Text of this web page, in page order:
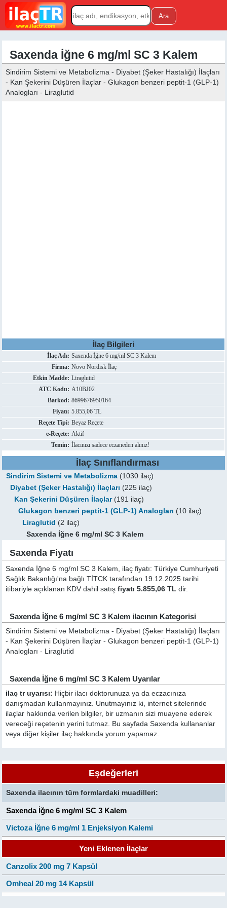
Saxenda İğne 6 mg/ml SC 3 Kalem
Sindirim Sistemi ve Metabolizma - Diyabet (Şeker Hastalığı) İlaçları
- Kan Şekerini Düşüren İlaçlar - Glukagon benzeri peptit-1 (GLP-1)
Analogları - Liraglutid
İlaç Bilgileri
İlaç Adı: Saxenda İğne 6 mg/ml SC 3 Kalem
Firma: Novo Nordisk İlaç
Etkin Madde: Liraglutid
ATC Kodu: A10BJ02
Barkod: 8699676950164
Fiyatı: 5.855,06 TL
Reçete Tipi: Beyaz Reçete
e-Reçete: Aktif
Temin: İlacınızı sadece eczaneden alınız!
İlaç Sınıflandırması
Sindirim Sistemi ve Metabolizma (1030 ilaç)
Diyabet (Şeker Hastalığı) İlaçları (225 ilaç)
Kan Şekerini Düşüren İlaçlar(191 ilaç)
Glukagon benzeri peptit-1 (GLP-1) Analogları (10 ilaç)
Liraglutid (2 ilaç)
Saxenda İğne 6 mg/ml SC 3 Kalem
Saxenda Fiyatı
Saxenda İğne 6 mg/ml SC 3 Kalem, ilaç fiyatı: Türkiye Cumhuriyeti
Sağlık Bakanlığı'na bağlı TİTCK tarafından 19.12.2025 tarihi
itibariyle açıklanan KDV dahil satışfiyatı 5.855,06 TL dir.
Saxenda İğne 6 mg/ml SC 3 Kalem ilacının Kategorisi
Sindirim Sistemi ve Metabolizma - Diyabet (Şeker Hastalığı) İlaçları
- Kan Şekerini Düşüren İlaçlar - Glukagon benzeri peptit-1 (GLP-1)
Analogları - Liraglutid
Saxenda İğne 6 mg/ml SC 3 Kalem Uyarılar
ilaç tr uyarısı: Hiçbir ilacı doktorunuza ya da eczacınıza
danışmadan kullanmayınız. Unutmayınız ki, internet sitelerinde
ilaçlar hakkında verilen bilgiler, bir uzmanın sizi muayene ederek
vereceği reçetenin yerini tutmaz. Bu sayfada Saxenda kullananlar
veya diğer kişiler ilaç hakkında yorum yapamaz.
Eşdeğerleri
Saxenda ilacının tüm formlardaki muadilleri:
Saxenda İğne 6 mg/ml SC 3 Kalem
Victoza İğne 6 mg/ml 1 Enjeksiyon Kalemi
Yeni Eklenen İlaçlar
Canzolix 200 mg 7 Kapsül
Omheal 20 mg 14 Kapsül